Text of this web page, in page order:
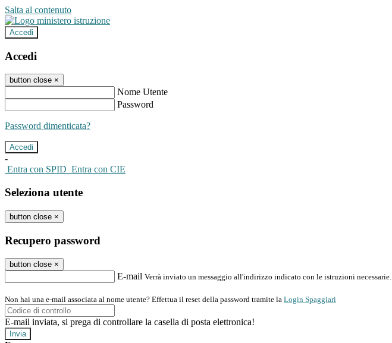
Salta al contenuto
Accedi
Accedi
button close ×
Nome Utente
Password
Password dimenticata?
-
Entra con SPID Entra con CIE
Seleziona utente
button close ×
Recupero password
button close ×
E-mail Verrà inviato un messaggio all'indirizzo indicato con le istruzioni necessarie.
Non hai una e-mail associata al nome utente? Effettua il reset della password tramite la Login Spaggiari
E-mail inviata, si prega di controllare la casella di posta elettronica!